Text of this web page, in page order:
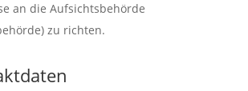
an die Aufsichtsbehörde
zu richten.